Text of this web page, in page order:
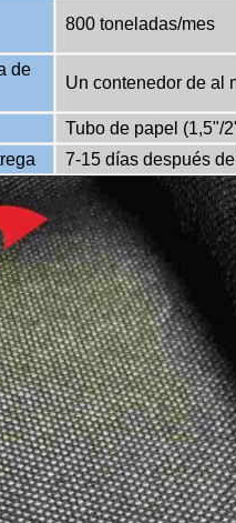
800 toneladas/mes
de
Un contenedor de al
Tubo de papel (1,5"/
7-15 días después